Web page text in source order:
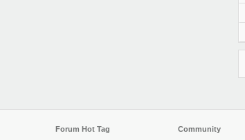
Forum Hot Tag
Community